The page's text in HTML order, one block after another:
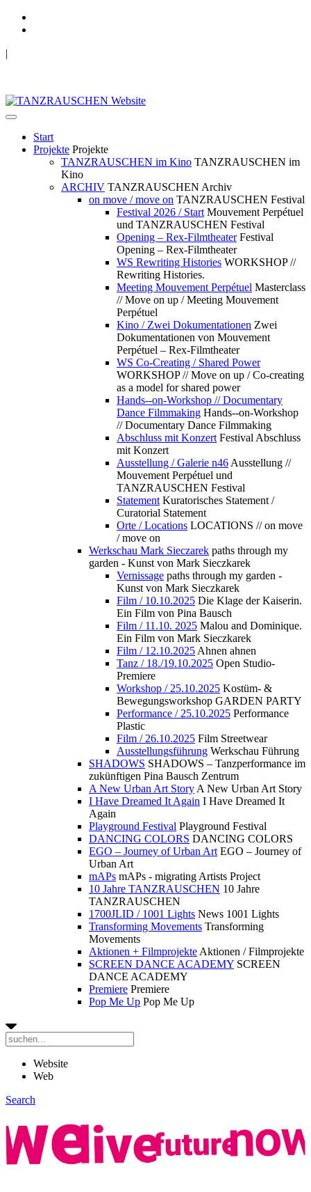
|
Start
Projekte Projekte
TANZRAUSCHEN im Kino TANZRAUSCHEN im
Kino
ARCHIV TANZRAUSCHEN Archiv
on move / move on TANZRAUSCHEN Festival
Festival 2026 / Start Mouvement Perpétuel
und TANZRAUSCHEN Festival
Opening – Rex-Filmtheater Festival
Opening – Rex-Filmtheater
WS Rewriting Histories WORKSHOP //
Rewriting Histories.
Meeting Mouvement Perpétuel Masterclass
// Move on up / Meeting Mouvement
Perpétuel
Kino / Zwei Dokumentationen Zwei
Dokumentationen von Mouvement
Perpétuel – Rex-Filmtheater
WS Co-Creating / Shared Power
WORKSHOP // Move on up / Co-creating
as a model for shared power
Hands--on-Workshop // Documentary
Dance Filmmaking Hands--on-Workshop
// Documentary Dance Filmmaking
Abschluss mit Konzert Festival Abschluss
mit Konzert
Ausstellung / Galerie n46 Ausstellung //
Mouvement Perpétuel und
TANZRAUSCHEN Festival
Statement Kuratorisches Statement /
Curatorial Statement
Orte / Locations LOCATIONS // on move
/ move on
Werkschau Mark Sieczarek paths through my
garden - Kunst von Mark Sieczkarek
Vernissage paths through my garden -
Kunst von Mark Sieczkarek
Film / 10.10.2025 Die Klage der Kaiserin.
Ein Film von Pina Bausch
Film / 11.10. 2025 Malou and Dominique.
Ein Film von Mark Sieczkarek
Film / 12.10.2025 Ahnen ahnen
Tanz / 18./19.10.2025 Open Studio-
Premiere
Workshop / 25.10.2025 Kostüm- &
Bewegungsworkshop GARDEN PARTY
Performance / 25.10.2025 Performance
Plastic
Film / 26.10.2025 Film Streetwear
Ausstellungsführung Werkschau Führung
SHADOWS SHADOWS – Tanzperformance im
zukünftigen Pina Bausch Zentrum
A New Urban Art Story A New Urban Art Story
I Have Dreamed It Again I Have Dreamed It
Again
Playground Festival Playground Festival
DANCING COLORS DANCING COLORS
EGO – Journey of Urban Art EGO – Journey of
Urban Art
mAPs mAPs - migrating Artists Project
10 Jahre TANZRAUSCHEN 10 Jahre
TANZRAUSCHEN
1700JLID / 1001 Lights News 1001 Lights
Transforming Movements Transforming
Movements
Aktionen + Filmprojekte Aktionen / Filmprojekte
SCREEN DANCE ACADEMY SCREEN
DANCE ACADEMY
Premiere Premiere
Pop Me Up Pop Me Up
Website
Web
Search